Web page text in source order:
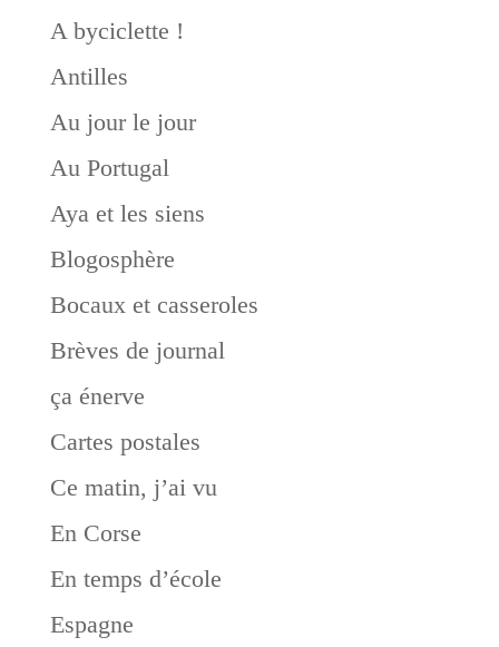
A byciclette !
Antilles
Au jour le jour
Au Portugal
Aya et les siens
Blogosphère
Bocaux et casseroles
Brèves de journal
ça énerve
Cartes postales
Ce matin, j’ai vu
En Corse
En temps d’école
Espagne